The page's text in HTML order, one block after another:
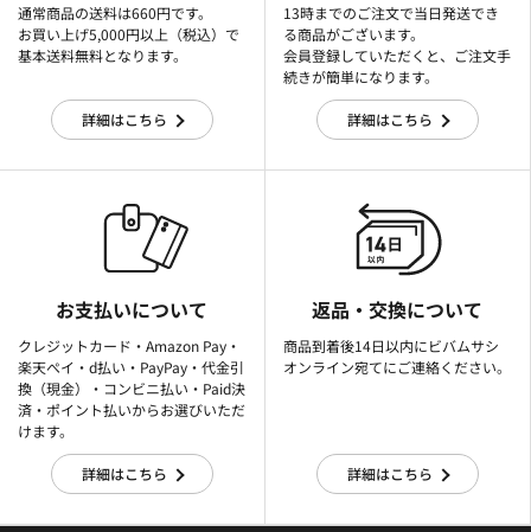
通常商品の送料は660円です。
お買い上げ5,000円以上（税込）で
基本送料無料となります。
詳細はこちら
13時までのご注文で当日発送でき
る商品がございます。
会員登録していただくと、ご注文手
続きが簡単になります。
詳細はこちら
お支払いについて
クレジットカード・Amazon Pay・
楽天ぺイ・d払い・PayPay・代金引
換（現金）・コンビニ払い・Paid決
済・ポイント払いからお選びいただ
けます。
詳細はこちら
返品・交換について
商品到着後14日以内にビバムサシ
オンライン宛てにご連絡ください。
詳細はこちら